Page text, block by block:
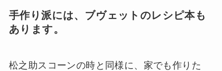
手作り派には、ブヴェットのレシピ本も
あります。
松之助スコーンの時と同様に、家でも作りた